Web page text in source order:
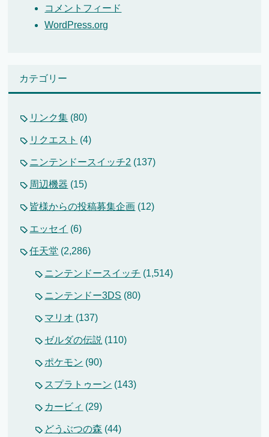
コメントフィード
WordPress.org
カテゴリー
リンク集 (80)
リクエスト (4)
ニンテンドースイッチ2 (137)
周辺機器 (15)
皆様からの投稿募集企画 (12)
エッセイ (6)
任天堂 (2,286)
ニンテンドースイッチ (1,514)
ニンテンドー3DS (80)
マリオ (137)
ゼルダの伝説 (110)
ポケモン (90)
スプラトゥーン (143)
カービィ (29)
どうぶつの森 (44)